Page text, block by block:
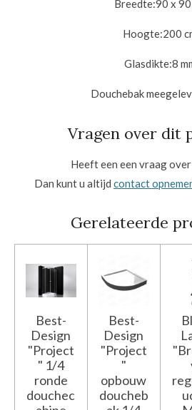
Breedte:90 x 90
Hoogte:200
Glasdikte:8
Douchebak
Vragen over dit
Heeft een een vraag
Dan kunt u altijd contact
Gerelateerde
Best-
Design
"Project
" 1/4
ronde
douchec
Best-
Design
"Project
"
opbouw
doucheb